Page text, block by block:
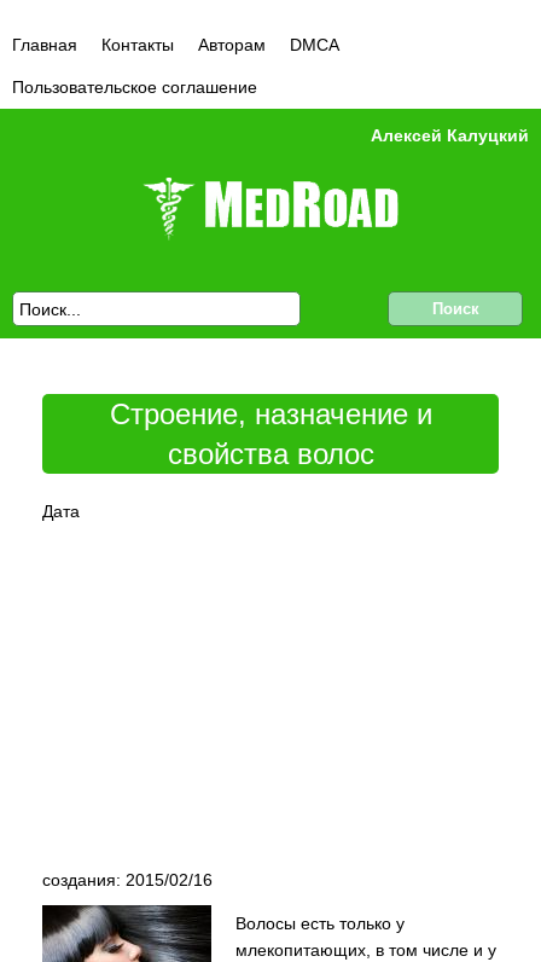
Главная Контакты Авторам DMCA
Пользовательское соглашение
Алексей Калуцкий
Строение, назначение и
свойства волос
Дата
создания: 2015/02/16
Волосы есть только у
млекопитающих, в том числе и у